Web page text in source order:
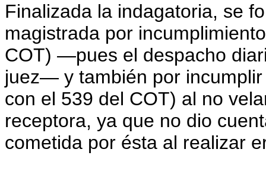
Finalizada la indagatoria, se
magistrada por
COT) —pues el despacho
juez— y también por
con el 539 del COT) al no
receptora, ya que no dio
cometida por ésta al realizar